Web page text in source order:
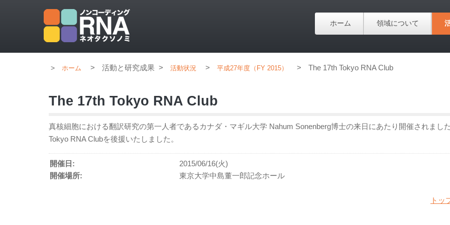
ホーム 領域について
ホーム > 活動と研究成果 > 活動状況 > 平成27年度（FY 2015） > The 17th Tokyo RNA Club
The 17th Tokyo RNA Club
真核細胞における翻訳研究の第一人者であるカナダ・マギル大学 Nahum Sonenberg博士の来日にあたり開催されまし
Tokyo RNA Clubを後援いたしました。
開催日:
2015/06/16(火)
開催場所:
東京大学中島董一郎記念ホール
トッ